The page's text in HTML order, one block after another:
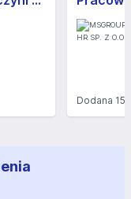
Dodana 15